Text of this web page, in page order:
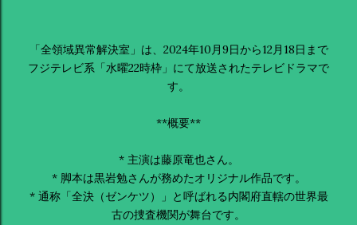
「全領域異常解決室」は、2024年10月9日から12月18日まで
フジテレビ系「水曜22時枠」にて放送されたテレビドラマで
す。
**概要**
* 主演は藤原竜也さん。
* 脚本は黒岩勉さんが務めたオリジナル作品です。
* 通称「全決（ゼンケツ）」と呼ばれる内閣府直轄の世界最
古の捜査機関が舞台です。